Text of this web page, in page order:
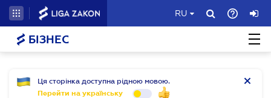
RU
БІЗНЕС
Ця сторінка доступна рідною мовою.
Перейти на українську